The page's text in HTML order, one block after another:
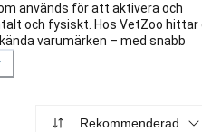
används för att aktivera och
och fysiskt. Hos VetZoo hittar
varumärken – med snabb
Rekommenderad